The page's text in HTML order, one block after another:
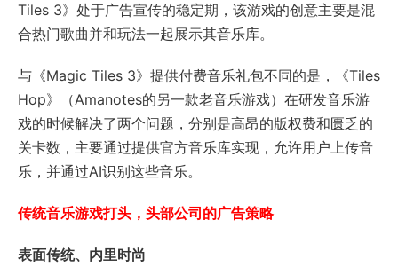
Tiles 3》处于广告宣传的稳定期，该游戏的创意主要是混
合热门歌曲并和玩法一起展示其音乐库。
与《Magic Tiles 3》提供付费音乐礼包不同的是，《Tiles
Hop》（Amanotes的另一款老音乐游戏）在研发音乐游
戏的时候解决了两个问题，分别是高昂的版权费和匮乏的
关卡数，主要通过提供官方音乐库实现，允许用户上传音
乐，并通过AI识别这些音乐。
传统音乐游戏打头，头部公司的广告策略
表面传统、内里时尚